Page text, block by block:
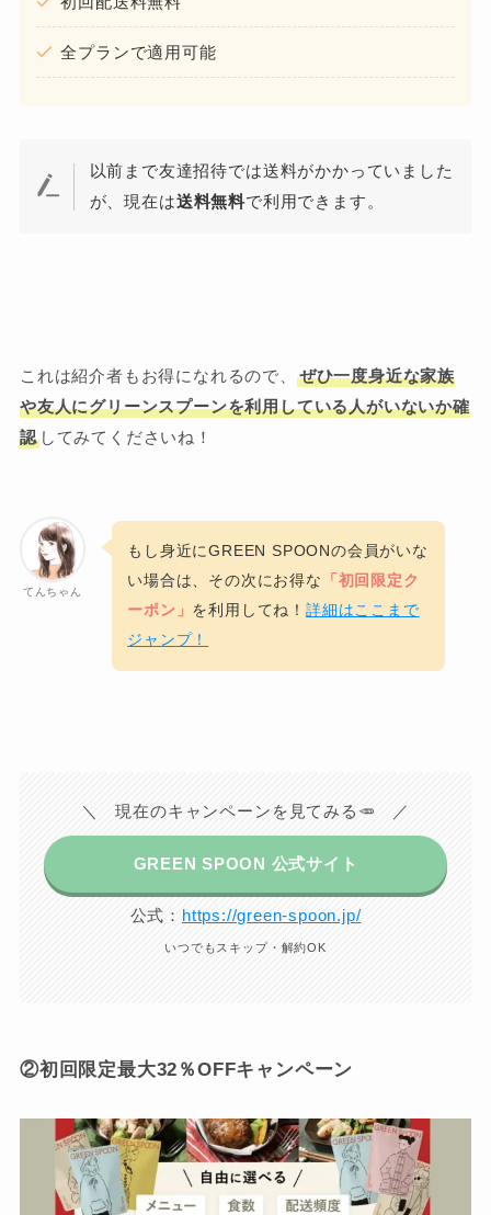
全プランで適用可能
以前まで友達招待では送料がかかっていました
が、現在は送料無料で利用できます。
これは紹介者もお得になれるので、
ぜひ一度身近な家族
や友人にグリーンスプーンを利用している人がいないか確
認してみてくださいね！
てんちゃん
もし身近にGREEN SPOONの会員がいな
い場合は、その次にお得な
「初回限定ク
ーポン」 を利用してね！詳細はここまで
ジャンプ！
＼ 現在のキャンペーンを見てみる🥕 ／
GREEN SPOON 公式サイト
公式： https://green-spoon.jp/
いつでもスキップ・解約OK
②初回限定最大32％OFFキャンペーン